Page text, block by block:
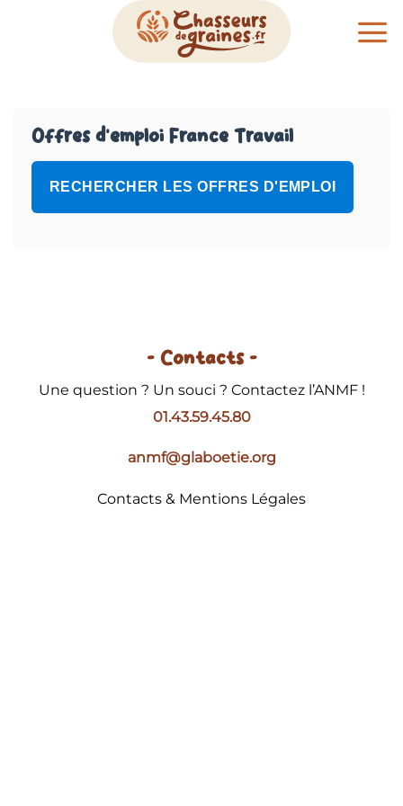
Offres d'emploi France Travail
RECHERCHER LES OFFRES D'EMPLOI
- Contacts -
Une question ? Un souci ? Contactez l’ANMF !
01.43.59.45.80
anmf@glaboetie.org
Contacts & Mentions Légales